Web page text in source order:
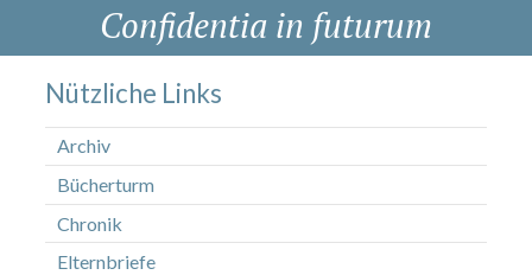
Confidentia in futurum
Nützliche Links
Archiv
Bücherturm
Chronik
Elternbriefe